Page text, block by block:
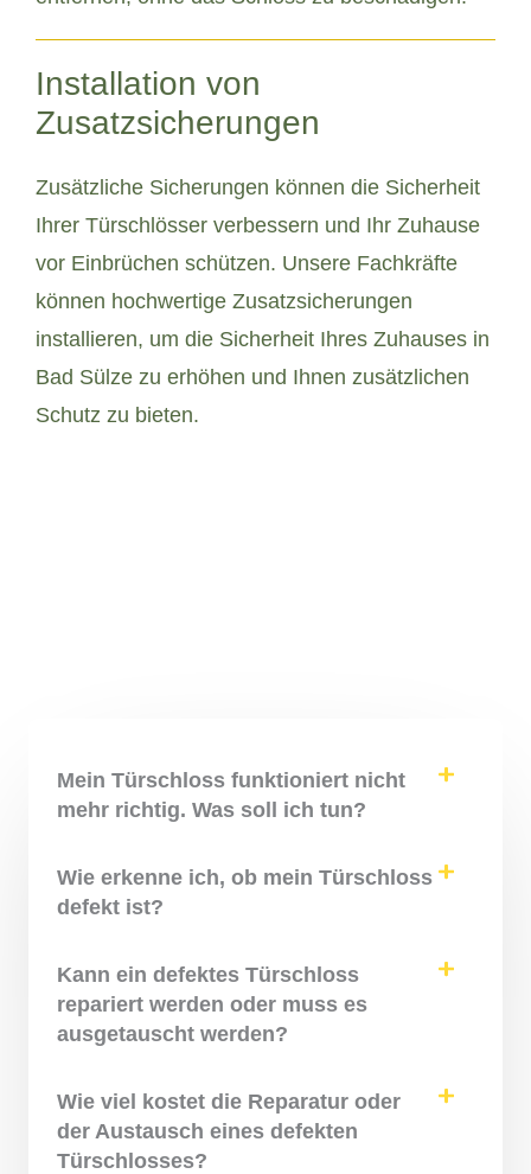
Installation von
Zusatzsicherungen
Zusätzliche Sicherungen können die Sicherheit
Ihrer Türschlösser verbessern und Ihr Zuhause
vor Einbrüchen schützen. Unsere Fachkräfte
können hochwertige Zusatzsicherungen
installieren, um die Sicherheit Ihres Zuhauses in
Bad Sülze zu erhöhen und Ihnen zusätzlichen
Schutz zu bieten.
Mein Türschloss funktioniert nicht
mehr richtig. Was soll ich tun?
Wie erkenne ich, ob mein Türschloss
defekt ist?
Kann ein defektes Türschloss
repariert werden oder muss es
ausgetauscht werden?
Wie viel kostet die Reparatur oder
der Austausch eines defekten
Türschlosses?